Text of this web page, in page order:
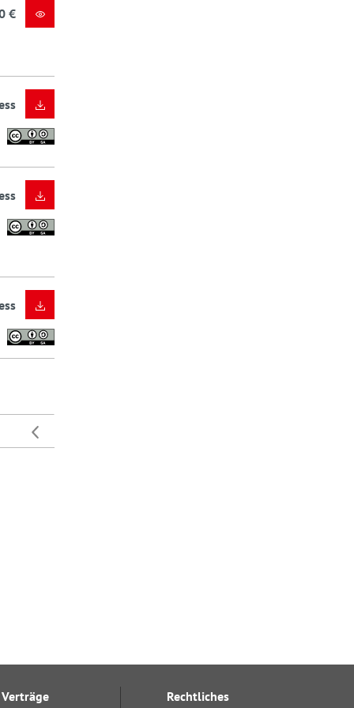
€
Verträge Rechtliches